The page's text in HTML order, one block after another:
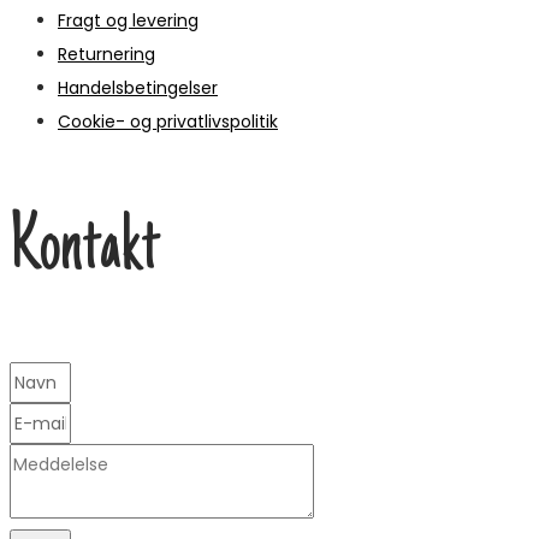
Fragt og levering
Returnering
Handelsbetingelser
Cookie- og privatlivspolitik
Kontakt